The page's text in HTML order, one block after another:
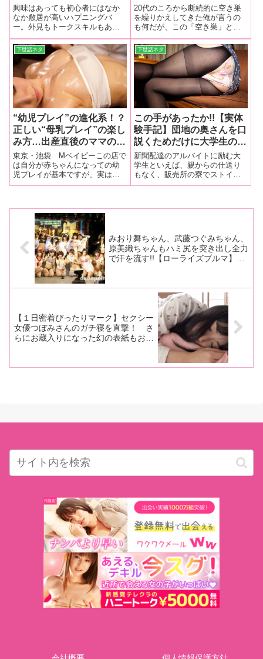
まくれる！？ ビキナーに
うってつけの仮面パーティ
ならグイグイ押せて、女も
なんだか開放的です！
興味はあっても初心者にはなか
なか敷居が高いハプニングバ
ー。外見もトークスキルもあま
り自信がないから…そんなハプ
バービギナーでも確実にヤレる
極意をご紹介♪
し…。キャバ嬢をピンポイ
ントで狙う空き巣犯の狡猾
な手口とは!?
20代のころから断続的に空き巣
を繰りかえしてきた俺が言うの
も何だが、この「空き巣」とい
う犯罪はあまりにも効率が悪
い。 苦労して他人の家に忍び込
んだ結果、運良く１００万円を
ゲットできる一方で、10円の収
獲しかなかったなんてケースも
ままあるから
下世話ネタ
“幼児プレイ”の進化系！？
正しい“母乳プレイ”の楽し
み方…出産直後のママの母
乳を飲むもよし、浴びるも
よし、ローション代わりに
するもよし…
東京・池袋 Mベイビーこの店で
は自分が赤ちゃんになっての幼
児プレイが基本ですが、実はも
う一つのお楽しみがあります。
きるのです…
下世話ネタ
この手があったか!!【実体
験手記】団地の奥さんを口
説くためだけに大学生のボ
クが新聞勧誘のバイトをや
ってみたところ・・・まさ
かのウハウハな結果に♥
新聞配達のアルバイトに励む大
学生といえば、親からの仕送り
もなく、販売所の寮でストイッ
クな暮らしを送るまじめな苦学
みおり舞ちゃん、武藤つぐみちゃん、
原美織ちゃんもハミ尻を突き出し全力
で汗を流す!!【ローライズブルマ】を
【１日密着ぴったりマーク】セクシー
女優つぼみさんのガチ寝を直撃！ さ
らにお蔵入りになった幻の表紙もお見